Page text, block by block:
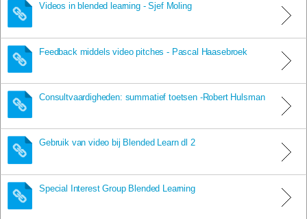
Videos in blended learning - Sjef Moling
Feedback middels video pitches - Pascal Haasebroek
Consultvaardigheden: summatief toetsen -Robert Hulsman
Gebruik van video bij Blended Learn dl 2
Special Interest Group Blended Learning